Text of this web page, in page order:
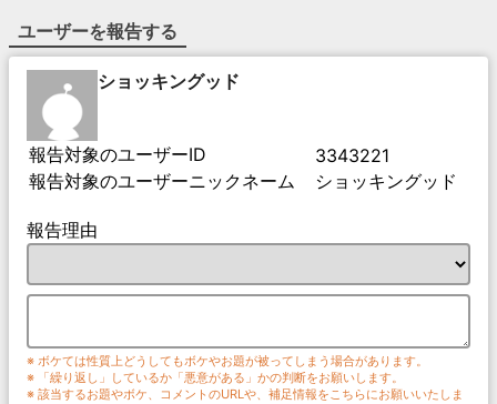
ユーザーを報告する
ショッキングッド
報告対象のユーザーID
3343221
報告対象のユーザーニックネーム
ショッキングッド
報告理由
※ ボケては性質上どうしてもボケやお題が被ってしまう場合があります。
※ 「繰り返し」しているか「悪意がある」かの判断をお願いします。
※ 該当するお題やボケ、コメントのURLや、補足情報をこちらにお願いいたしま